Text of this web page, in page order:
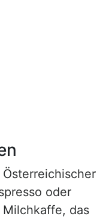
oder
das